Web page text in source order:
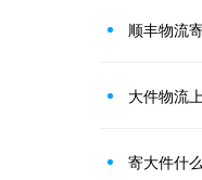
顺丰物流
大件物流
寄大件什